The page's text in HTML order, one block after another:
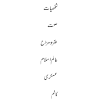
شخصیات
صحت
طنز و مزاح
عالم اسلام
عسکری
کالم